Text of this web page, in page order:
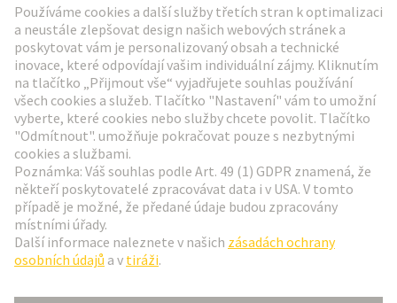
Přejít na registraci
Social Media
Česká republika